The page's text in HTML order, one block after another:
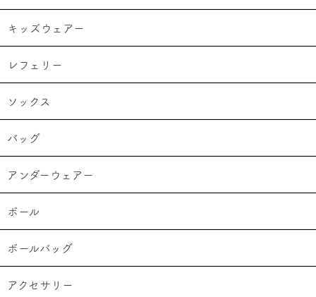
キッズウェアー
レフェリー
ソックス
バッグ
アンダーウェアー
ボール
ボールバッグ
アクセサリー